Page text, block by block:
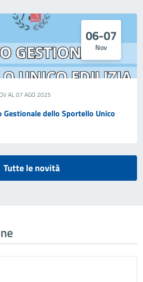
06-07
Nov
AL 07 AGO 2025
dello Sportello Unico
Tutte le novità